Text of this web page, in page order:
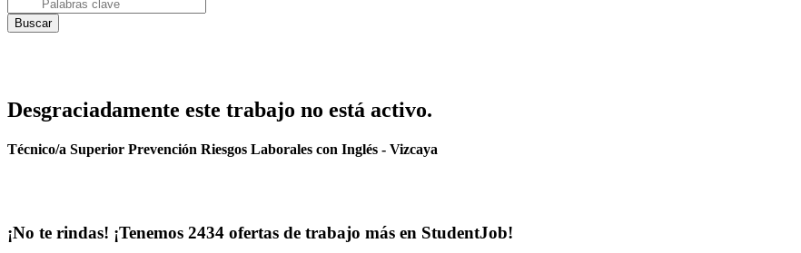
Desgraciadamente este trabajo no está activo.
Técnico/a Superior Prevención Riesgos Laborales con Inglés - Vizcaya
¡No te rindas! ¡Tenemos 2434 ofertas de trabajo más en StudentJob!